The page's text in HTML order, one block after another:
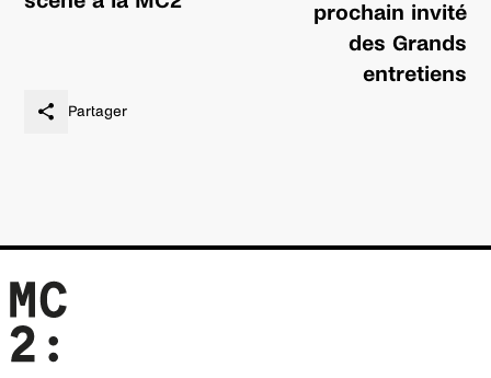
prochain invité
des Grands
entretiens
Partager